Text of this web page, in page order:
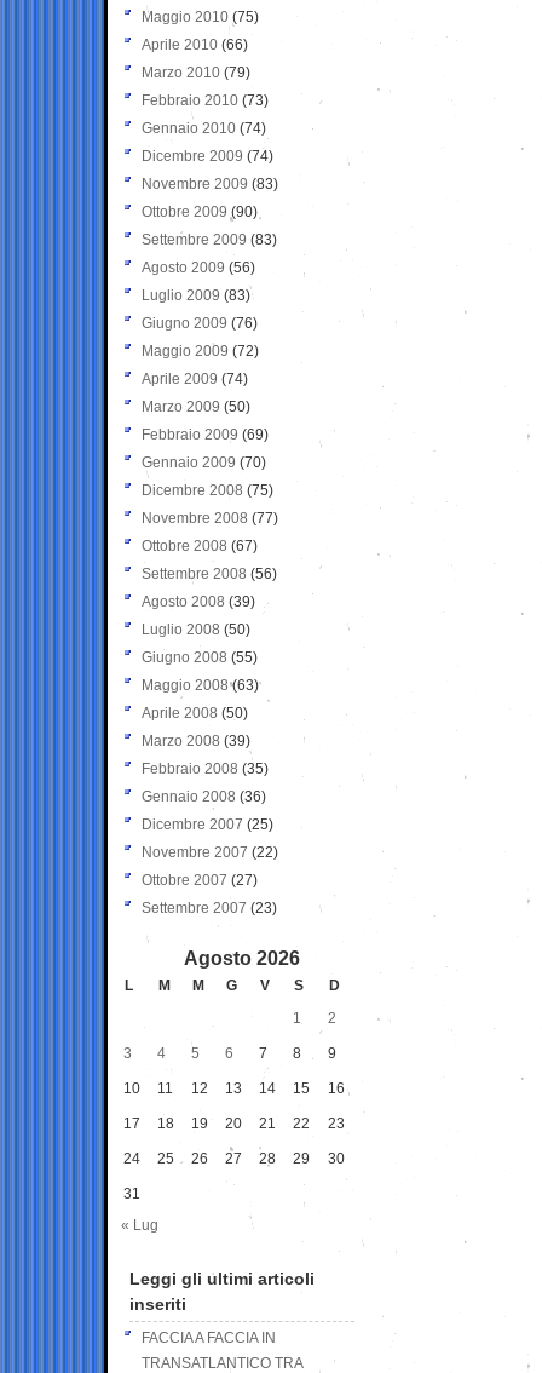
Maggio 2010 (75)
Aprile 2010 (66)
Marzo 2010 (79)
Febbraio 2010 (73)
Gennaio 2010 (74)
Dicembre 2009 (74)
Novembre 2009 (83)
Ottobre 2009 (90)
Settembre 2009 (83)
Agosto 2009 (56)
Luglio 2009 (83)
Giugno 2009 (76)
Maggio 2009 (72)
Aprile 2009 (74)
Marzo 2009 (50)
Febbraio 2009 (69)
Gennaio 2009 (70)
Dicembre 2008 (75)
Novembre 2008 (77)
Ottobre 2008 (67)
Settembre 2008 (56)
Agosto 2008 (39)
Luglio 2008 (50)
Giugno 2008 (55)
Maggio 2008(63)
Aprile 2008 (50)
Marzo 2008 (39)
Febbraio 2008 (35)
Gennaio 2008 (36)
Dicembre 2007 (25)
Novembre 2007 (22)
Ottobre 2007 (27)
Settembre 2007 (23)
Agosto 2026
L M M G V S
D
1
2
3 4 5 6 7 8 9
10 11 12 13 14 15 16
17 18 19 20 21 22 23
24 25 26 27 28 29 30
31
« Lug
Leggi gli ultimi articoli
inseriti
FACCIA A FACCIA IN
TRANSATLANTICO TRA